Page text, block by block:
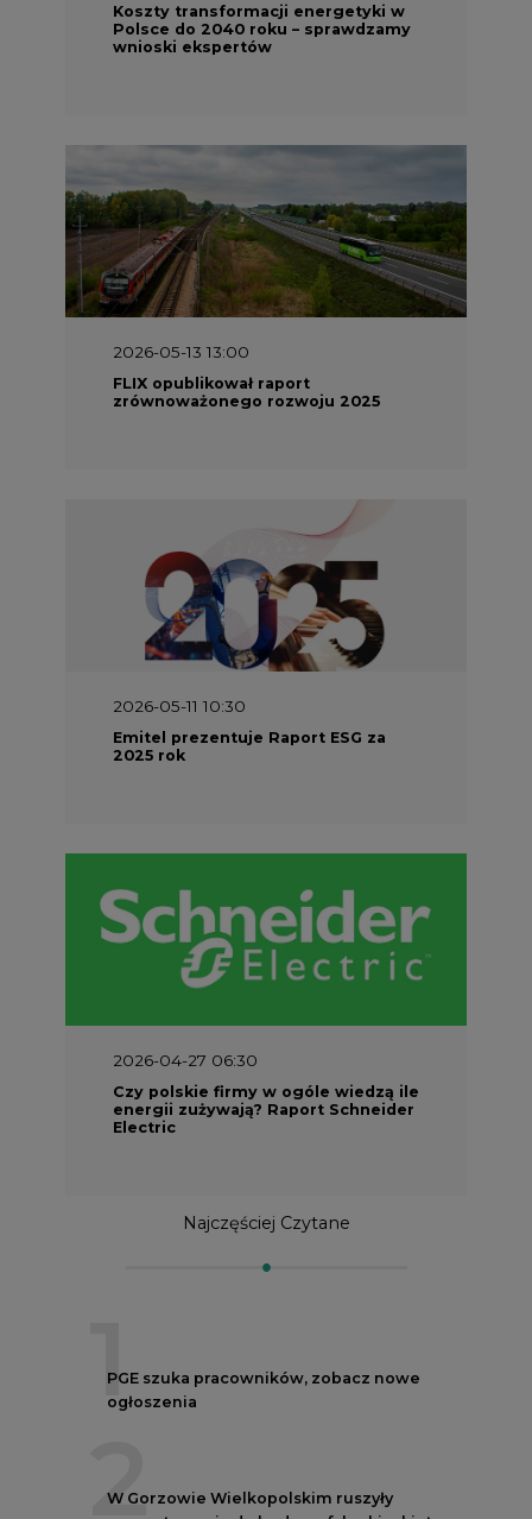
Koszty transformacji energetyki w
Polsce do 2040 roku – sprawdzamy
wnioski ekspertów
2026-05-13 13:00
FLIX opublikował raport
zrównoważonego rozwoju 2025
2026-05-11 10:30
Emitel prezentuje Raport ESG za
2025 rok
2026-04-27 06:30
Czy polskie firmy w ogóle wiedzą ile
energii zużywają? Raport Schneider
Electric
Najczęściej Czytane
1
PGE szuka pracowników, zobacz nowe
ogłoszenia
2
W Gorzowie Wielkopolskim ruszyły